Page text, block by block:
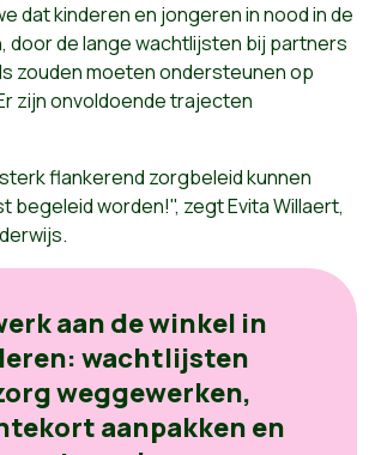
dat kinderen en jongeren in nood in de
door de lange wachtlijsten bij partners
zouden moeten ondersteunen op
zijn onvoldoende trajecten
flankerend zorgbeleid kunnen
begeleid worden!", zegt Evita Willaert,
aan de winkel in
wachtlijsten
weggewerken,
aanpakken en